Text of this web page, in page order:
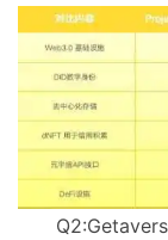
Q2:Getaverse